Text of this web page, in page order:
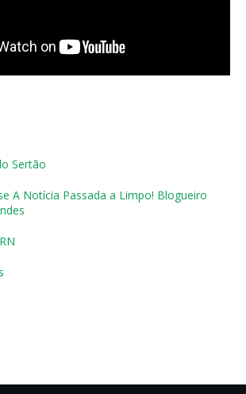
Sertão
A Notícia Passada a Limpo! Blogueiro